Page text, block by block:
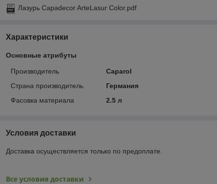
Лазурь Capadecor ArteLasur Color.pdf
Характеристики
Основные атрибуты
Производитель
Caparol
Страна производитель
Германия
Фасовка материала
2.5 л
Условия доставки
Доставка осуществляется только по предоплате.
Все условия доставки